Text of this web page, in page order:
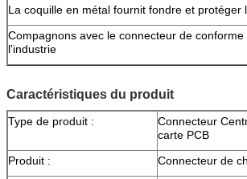
La coquille en métal fournit fondre et protéger
Compagnons avec le connecteur de
l'industrie
Caractéristiques du produit
Type de produit :
Connecteur
carte PCB
Produit :
Connecteur de